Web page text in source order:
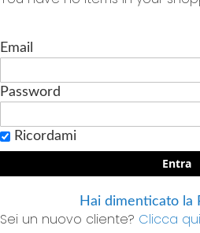
Email
Password
Ricordami
Entra
Hai dimenticato la
Sei un nuovo cliente? Clicca